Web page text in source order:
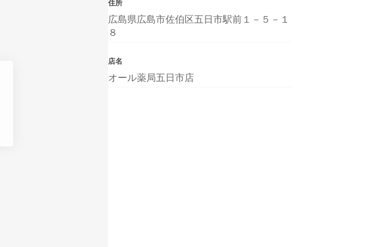
住所
広島県広島市佐伯区五日市駅前１－５－１
８
店名
オール薬局五日市店